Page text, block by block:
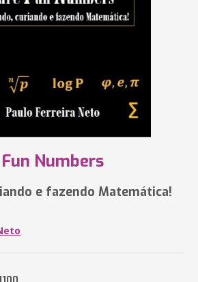
Numbers
e fazendo Matemática!